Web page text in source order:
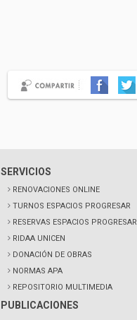
SERVICIOS
RENOVACIONES ONLINE
TURNOS ESPACIOS PROGRESAR
RESERVAS ESPACIOS PROGRESAR
RIDAA UNICEN
DONACIÓN DE OBRAS
NORMAS APA
REPOSITORIO MULTIMEDIA
PUBLICACIONES